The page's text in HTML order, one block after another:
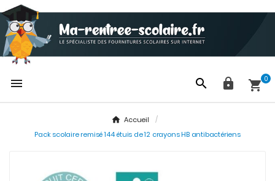
    0
Accueil
Pack scolaire remisé 144 étuis de 12 crayons HB antibactériens